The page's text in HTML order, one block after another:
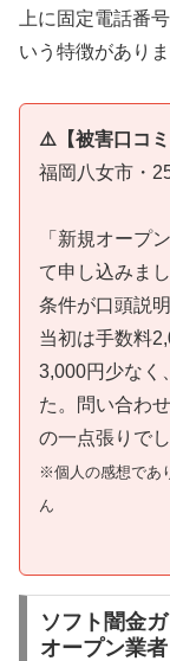
上に固定電話番
いう特徴がありま
⚠️【被害口コミ
福岡八女市・
「新規オープ
て申し込みま
条件が口頭説
当初は手数料
3,000円少なく
た。問い合わ
の一点張りでし
※個人の感想であ
ん
ソフト闇金
オープン業